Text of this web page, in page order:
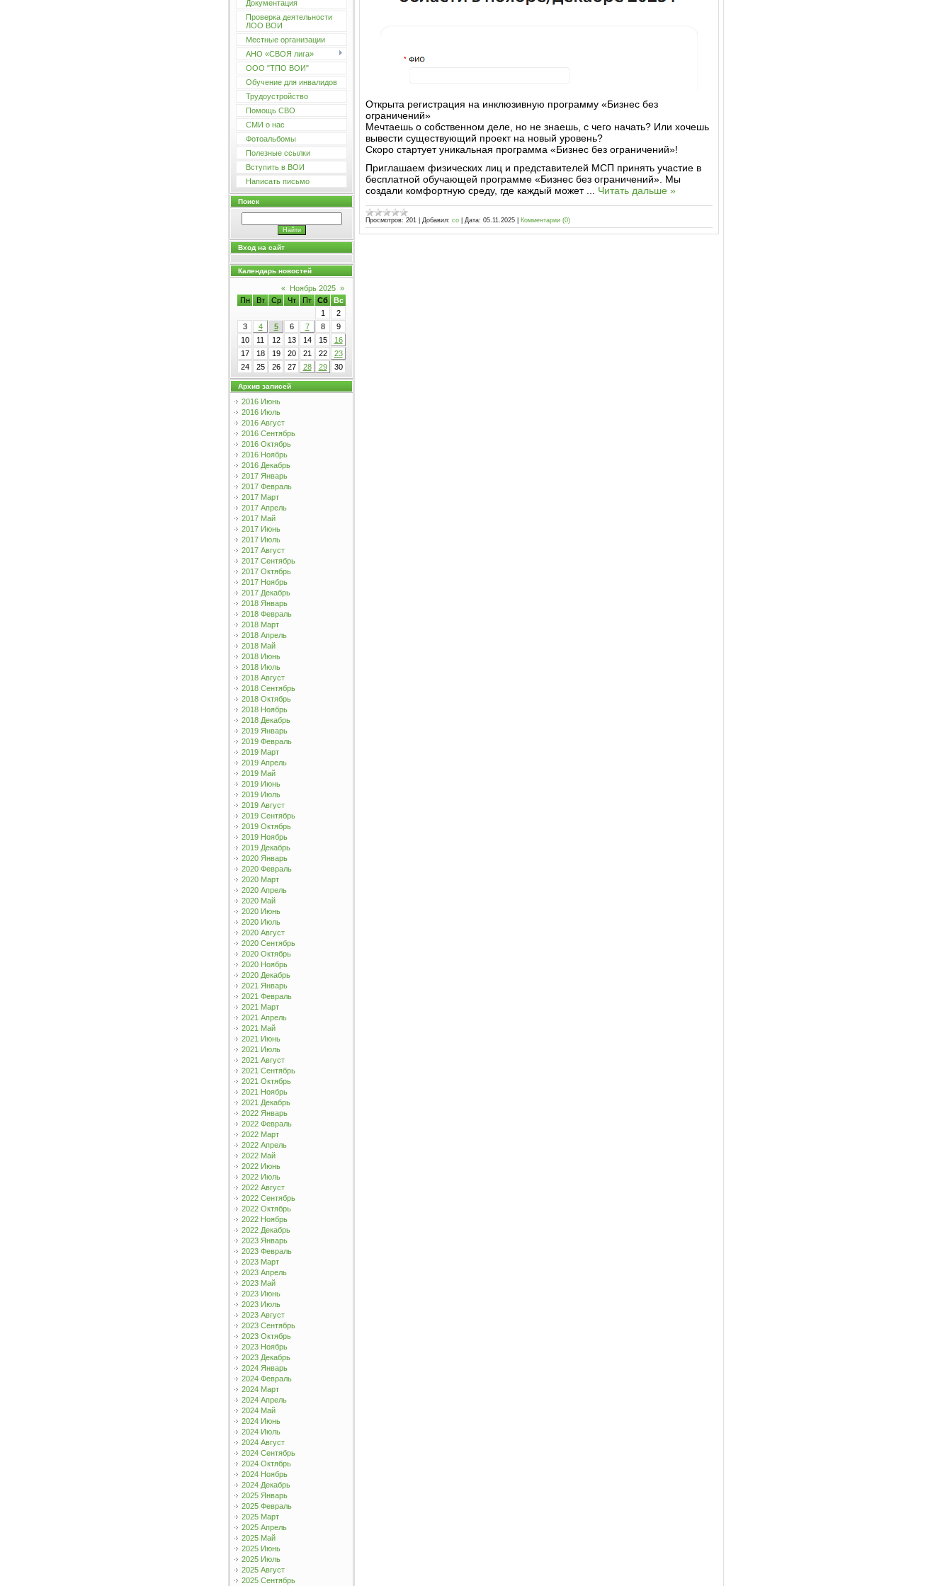
Документация
Проверка деятельности
ЛОО ВОИ
Местные организации
АНО «СВОЯ лига»
ООО "ТПО ВОИ"
Обучение для инвалидов
Трудоустройство
Помощь СВО
СМИ о нас
Фотоальбомы
Полезные ссылки
Вступить в ВОИ
Написать письмо
Поиск
Вход на сайт
Календарь новостей
« Ноябрь 2025 »
Пн
Вт Ср Чт Пт Сб
Вс
1
2
3
4 5 6 7 8
9
10
11 12 13 14 15
16
17
18 19 20 21 22
23
24
25 26 27 28 29 30
Архив записей
2016 Июнь
2016 Июль
2016 Август
2016 Сентябрь
2016 Октябрь
2016 Ноябрь
2016 Декабрь
2017 Январь
2017 Февраль
2017 Март
2017 Апрель
2017 Май
2017 Июнь
2017 Июль
2017 Август
2017 Сентябрь
2017 Октябрь
2017 Ноябрь
2017 Декабрь
2018 Январь
2018 Февраль
2018 Март
2018 Апрель
2018 Май
2018 Июнь
2018 Июль
2018 Август
2018 Сентябрь
2018 Октябрь
2018 Ноябрь
2018 Декабрь
2019 Январь
2019 Февраль
2019 Март
2019 Апрель
2019 Май
2019 Июнь
2019 Июль
2019 Август
2019 Сентябрь
2019 Октябрь
2019 Ноябрь
2019 Декабрь
2020 Январь
2020 Февраль
2020 Март
2020 Апрель
2020 Май
2020 Июнь
2020 Июль
2020 Август
2020 Сентябрь
2020 Октябрь
2020 Ноябрь
2020 Декабрь
2021 Январь
2021 Февраль
2021 Март
2021 Апрель
2021 Май
2021 Июнь
2021 Июль
2021 Август
2021 Сентябрь
2021 Октябрь
2021 Ноябрь
2021 Декабрь
2022 Январь
2022 Февраль
2022 Март
2022 Апрель
2022 Май
2022 Июнь
2022 Июль
2022 Август
2022 Сентябрь
2022 Октябрь
2022 Ноябрь
2022 Декабрь
2023 Январь
2023 Февраль
2023 Март
2023 Апрель
2023 Май
2023 Июнь
2023 Июль
2023 Август
2023 Сентябрь
2023 Октябрь
2023 Ноябрь
2023 Декабрь
2024 Январь
2024 Февраль
2024 Март
2024 Апрель
2024 Май
2024 Июнь
2024 Июль
2024 Август
2024 Сентябрь
2024 Октябрь
2024 Ноябрь
2024 Декабрь
2025 Январь
2025 Февраль
2025 Март
2025 Апрель
2025 Май
2025 Июнь
2025 Июль
2025 Август
2025 Сентябрь
Открыта регистрация на инклюзивную программу «Бизнес без
ограничений»
Мечтаешь о собственном деле, но не знаешь, с чего начать? Или хочешь
вывести существующий проект на новый уровень?
Скоро стартует уникальная программа «Бизнес без ограничений»!
Приглашаем физических лиц и представителей МСП принять участие в
бесплатной обучающей программе «Бизнес без ограничений». Мы
создали комфортную среду, где каждый может ... Читать дальше »
Просмотров: 201 Добавил: co Дата: 05.11.2025 Комментарии (0)